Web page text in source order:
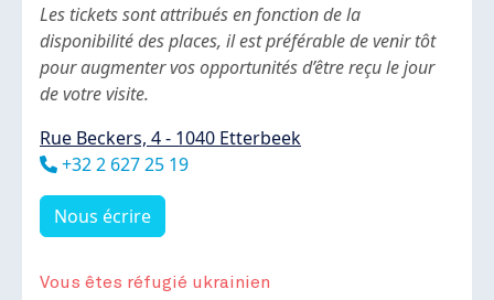
Les tickets sont attribués en fonction de la
disponibilité des places, il est préférable de venir tôt
pour augmenter vos opportunités d’être reçu le jour
de votre visite.
Rue Beckers, 4 - 1040 Etterbeek
Téléphone
+32 2 627 25 19
Nous écrire
Vous êtes réfugié ukrainien